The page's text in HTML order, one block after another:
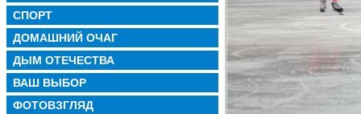
СПОРТ
ДОМАШНИЙ ОЧАГ
ДЫМ ОТЕЧЕСТВА
ВАШ ВЫБОР
ФОТОВЗГЛЯД